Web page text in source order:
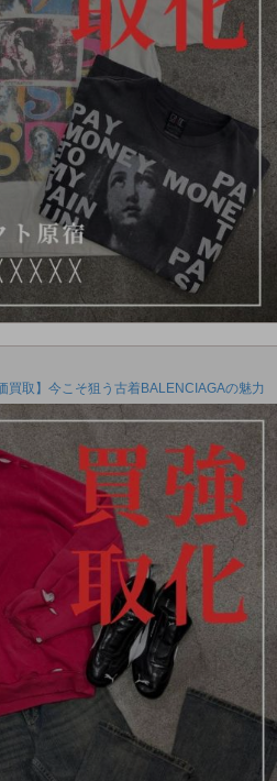
買取】今こそ狙う古着BALENCIAGAの魅力